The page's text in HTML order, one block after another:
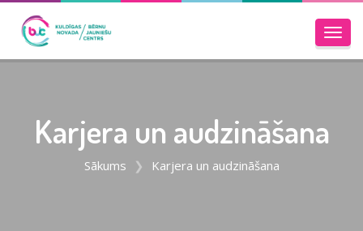
Karjera un audzināšana
Sākums Karjera un audzināšana